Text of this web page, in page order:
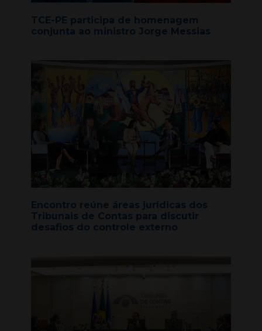
TCE-PE participa de homenagem
conjunta ao ministro Jorge Messias
Encontro reúne áreas jurídicas dos
Tribunais de Contas para discutir
desafios do controle externo